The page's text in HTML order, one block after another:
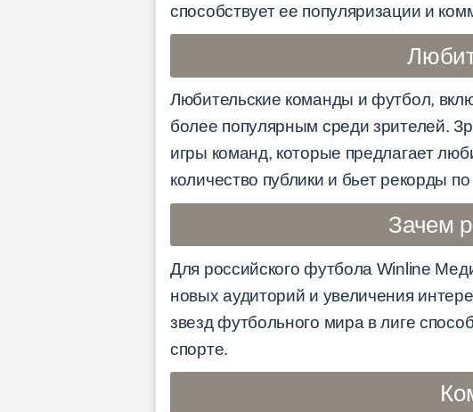
способствует ее популяризации и
Любительские команды и футбол,
более популярным среди зрителей.
игры команд, которые предлагает
количество публики и бьет рекорды
Зачем
Для российского футбола Winline
новых аудиторий и увеличения
звезд футбольного мира в лиге
спорте.